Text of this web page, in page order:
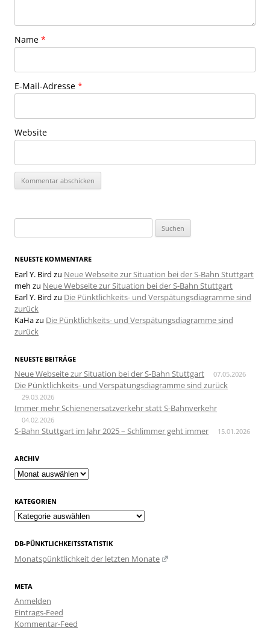
Name *
E-Mail-Adresse *
Website
nach:
NEUESTE KOMMENTARE
Earl Y. Bird zu Neue Webseite zur Situation bei der S-Bahn Stuttgart
meh zu Neue Webseite zur Situation bei der S-Bahn Stuttgart
Earl Y. Bird zu Die Pünktlichkeits- und Verspätungsdiagramme sind
zurück
KaHazu Die Pünktlichkeits- und Verspätungsdiagramme sind
zurück
NEUESTE BEITRÄGE
Neue Webseite zur Situation bei der S-Bahn Stuttgart 07.05.2026
Die Pünktlichkeits- und Verspätungsdiagramme sind zurück
29.03.2026
Immer mehr Schienenersatzverkehr statt S-Bahnverkehr
04.02.2026
S-Bahn Stuttgart im Jahr 2025 – Schlimmer geht immer 15.01.2026
ARCHIV
Archiv
KATEGORIEN
Kategorien
DB-PÜNKTLICHKEITSSTATISTIK
Monatspünktlichkeit der letzten Monate
META
Anmelden
Eintrags-Feed
Kommentar-Feed